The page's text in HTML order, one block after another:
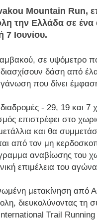
Mountain Run,
την Ελλάδα σε ένα
Ιουνίου.
σε υψόμετρο
δάση από
που δίνει
- 29, 19 και 7
επιστρέφει στο
και θα
από τον μη
αναβίωσης του
επιμέλεια του
μετακίνηση από
διευκολύνοντας
Trail